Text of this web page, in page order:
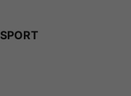
SPORT